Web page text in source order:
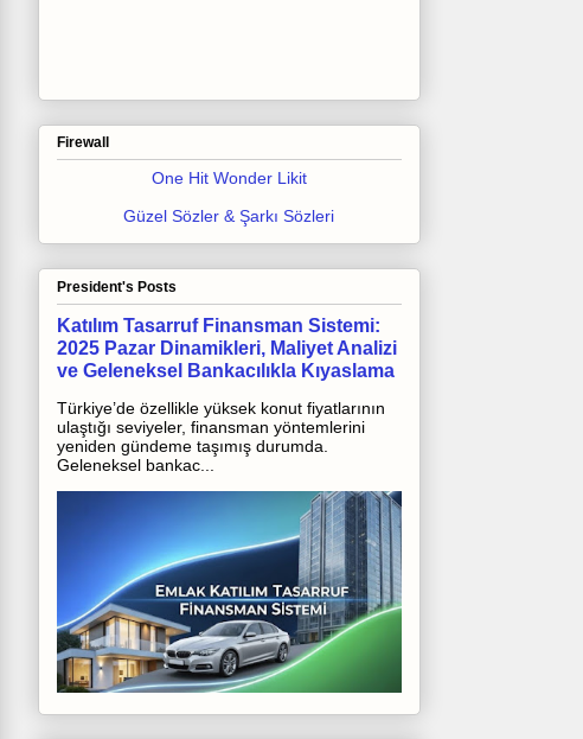
Firewall
One Hit Wonder Likit
Güzel Sözler & Şarkı Sözleri
President's Posts
Katılım Tasarruf Finansman Sistemi:
2025 Pazar Dinamikleri, Maliyet Analizi
ve Geleneksel Bankacılıkla Kıyaslama
Türkiye’de özellikle yüksek konut fiyatlarının
ulaştığı seviyeler, finansman yöntemlerini
yeniden gündeme taşımış durumda.
Geleneksel bankac...